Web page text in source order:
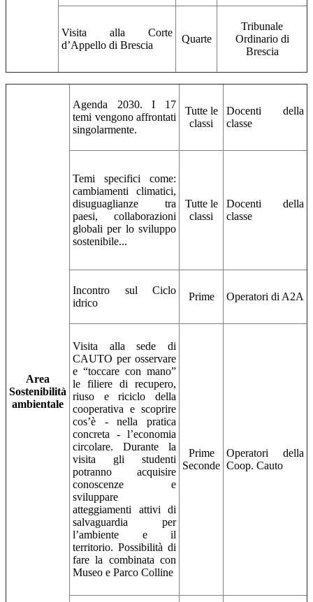
Visita alla Corte
d’Appello di Brescia
Quarte
Tribunale
Ordinario di
Brescia
Area
Sostenibilità
ambientale
Agenda 2030. I 17
temi vengono affrontati
singolarmente.
Tutte le
classi
Docenti della
classe
Temi specifici come:
cambiamenti climatici,
disuguaglianze tra
paesi, collaborazioni
globali per lo sviluppo
sostenibile...
Tutte le
classi
Docenti della
classe
Incontro sul Ciclo
idrico
Prime Operatori di A2A
Visita alla sede di
CAUTO per osservare
e “toccare con mano”
le filiere di recupero,
riuso e riciclo della
cooperativa e scoprire
cos’è - nella pratica
concreta - l’economia
circolare. Durante la
visita gli studenti
potranno acquisire
conoscenze e
sviluppare
atteggiamenti attivi di
salvaguardia per
l’ambiente e il
territorio. Possibilità di
fare la combinata con
Museo e Parco Colline
Prime
Seconde
Operatori della
Coop. Cauto